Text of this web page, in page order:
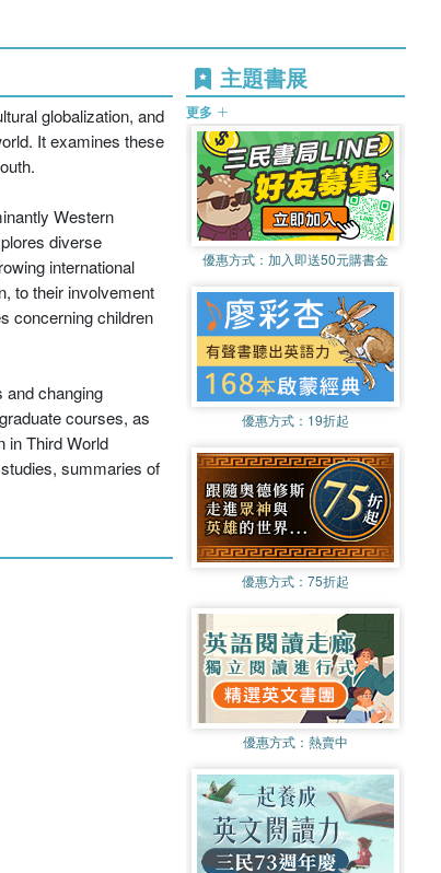
globalization, and
It examines these
Western
diverse
international
to their involvement
concerning children
and changing
courses, as
in Third World
summaries of
主題書展
更多
優惠方式： 加入即送50元購書金
優惠方式： 19折起
優惠方式： 75折起
優惠方式： 熱賣中